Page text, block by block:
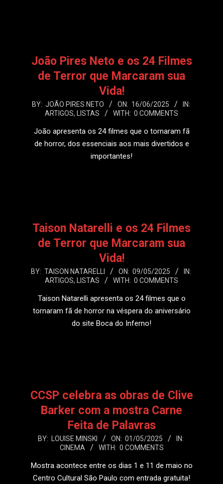
João Pires Neto e os 24 Filmes
de Terror que Marcaram sua
Vida!
2025-
16
BY: JOÃO PIRES NETO ON: 16/06/2025
IN:
ARTIGOS, LISTAS WITH: 0 COMMENTS
João apresenta os 24 filmes que o tornaram fã
de horror, dos essenciais aos mais divertidos e
importantes!
Taison Natarelli e os 24 Filmes
de Terror que Marcaram sua
Vida!
2025-
BY: TAISON NATARELLI ON: 09/05/2025
IN:
ARTIGOS, LISTAS WITH: 0 COMMENTS
Taison Natarelli apresenta os 24 filmes que o
tornaram fã de horror na véspera do aniversário
do site Boca do Inferno!
CCSP celebra as obras de Clive
Barker com a mostra Carne
Feita de Palavras
2025-
01
BY: LOUISE MINSKI ON: 01/05/2025
IN:
CINEMA
WITH: 0 COMMENTS
Mostra acontece entre os dias 1 e 11 de maio no
Centro Cultural São Paulo com entrada gratuita!